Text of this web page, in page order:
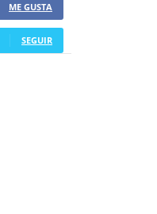
ME GUSTA
SEGUIR